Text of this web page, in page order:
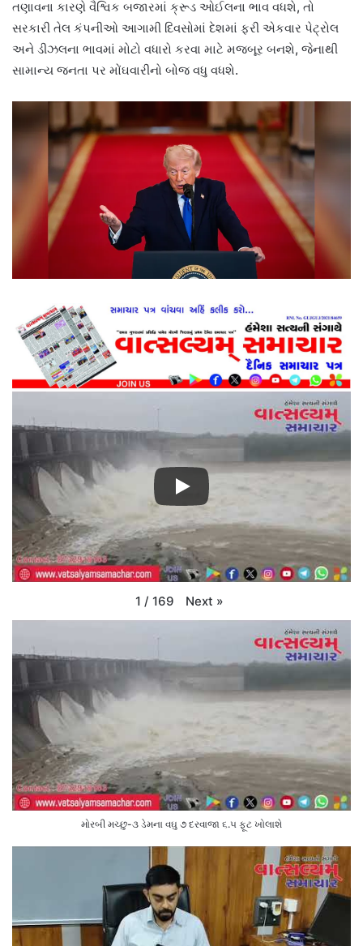
તણાવના કારણે વૈશ્વિક બજારમાં ક્રૂડ ઓઈલના ભાવ વધશે, તો
સરકારી તેલ કંપનીઓ આગામી દિવસોમાં દેશમાં ફરી એકવાર પેટ્રોલ
અને ડીઝલના ભાવમાં મોટો વધારો કરવા માટે મજબૂર બનશે, જેનાથી
સામાન્ય જનતા પર મોંઘવારીનો બોજ વધુ વધશે.
1 / 169 Next »
મોરબી મચ્છુ-૩ ડેમના વઘુ ૭ દરવાજા ૬.૫ ફૂટ ખોલાશે